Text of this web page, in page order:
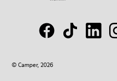
© Camper, 2026